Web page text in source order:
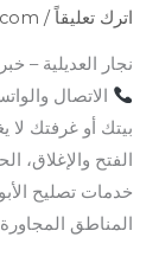
اترك تعليقاً /
نجار العديلية – خبرة أكثر من 20 سنة في
بيتك أو غرفتك
الفتح والإغلاق،
خدمات تصليح
المناطق